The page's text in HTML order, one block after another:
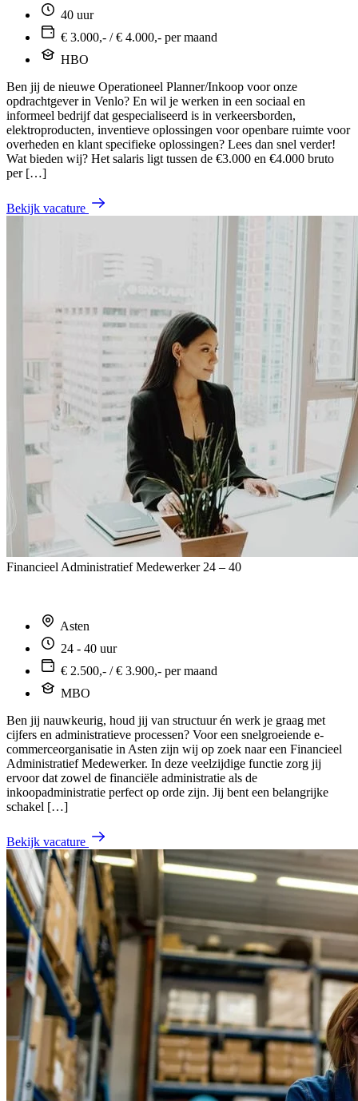
40 uur
€ 3.000,- / € 4.000,- per maand
HBO
Ben jij de nieuwe Operationeel Planner/Inkoop voor onze
opdrachtgever in Venlo? En wil je werken in een sociaal en
informeel bedrijf dat gespecialiseerd is in verkeersborden,
elektroproducten, inventieve oplossingen voor openbare ruimte voor
overheden en klant specifieke oplossingen? Lees dan snel verder!
Wat bieden wij? Het salaris ligt tussen de €3.000 en €4.000 bruto
per […]
Bekijk vacature
Financieel Administratief Medewerker 24 – 40
Asten
24 - 40 uur
€ 2.500,- / € 3.900,- per maand
MBO
Ben jij nauwkeurig, houd jij van structuur én werk je graag met
cijfers en administratieve processen? Voor een snelgroeiende e-
commerceorganisatie in Asten zijn wij op zoek naar een Financieel
Administratief Medewerker. In deze veelzijdige functie zorg jij
ervoor dat zowel de financiële administratie als de
inkoopadministratie perfect op orde zijn. Jij bent een belangrijke
schakel […]
Bekijk vacature